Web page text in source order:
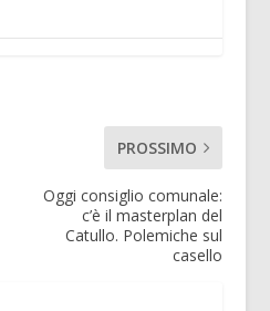
PROSSIMO
Oggi consiglio comunale:
c’è il masterplan del
Catullo. Polemiche sul
casello